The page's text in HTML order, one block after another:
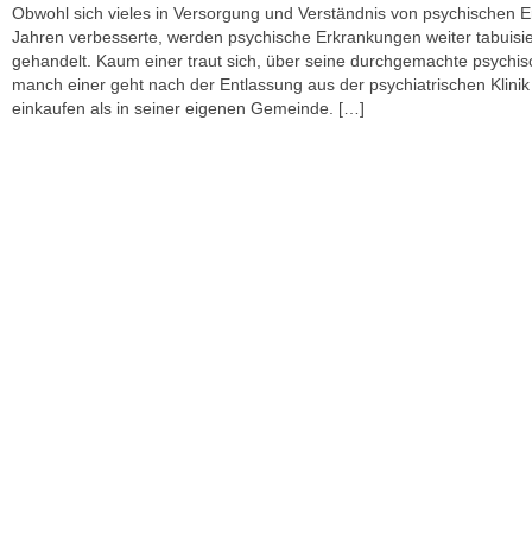
Obwohl sich vieles in Versorgung und Verständnis von psychischen
Jahren verbesserte, werden psychische Erkrankungen weiter
gehandelt. Kaum einer traut sich, über seine durchgemachte
manch einer geht nach der Entlassung aus der psychiatrischen
einkaufen als in seiner eigenen Gemeinde. […]